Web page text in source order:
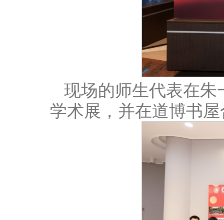
现场的师生代表在
学术展，并在道博书